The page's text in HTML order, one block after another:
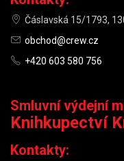
Čáslavská 15/1793,
obchod@crew.cz
+420 603 580 756
Smluvní výdejní
Knihkupectví
Kontakty: